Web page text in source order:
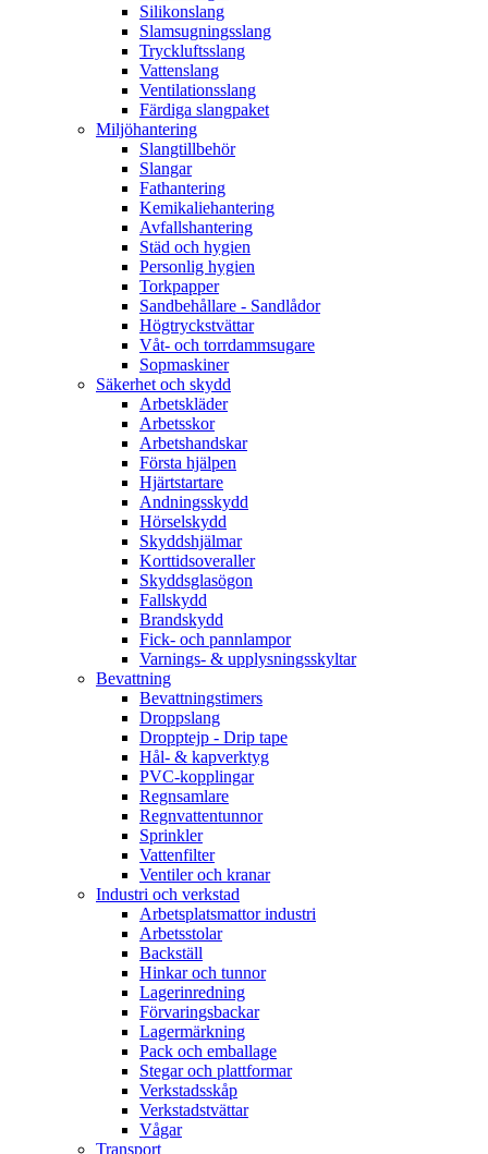
Silikonslang
Slamsugningsslang
Tryckluftsslang
Vattenslang
Ventilationsslang
Färdiga slangpaket
Miljöhantering
Slangtillbehör
Slangar
Fathantering
Kemikaliehantering
Avfallshantering
Städ och hygien
Personlig hygien
Torkpapper
Sandbehållare - Sandlådor
Högtryckstvättar
Våt- och torrdammsugare
Sopmaskiner
Säkerhet och skydd
Arbetskläder
Arbetsskor
Arbetshandskar
Första hjälpen
Hjärtstartare
Andningsskydd
Hörselskydd
Skyddshjälmar
Korttidsoveraller
Skyddsglasögon
Fallskydd
Brandskydd
Fick- och pannlampor
Varnings- & upplysningsskyltar
Bevattning
Bevattningstimers
Droppslang
Dropptejp - Drip tape
Hål- & kapverktyg
PVC-kopplingar
Regnsamlare
Regnvattentunnor
Sprinkler
Vattenfilter
Ventiler och kranar
Industri och verkstad
Arbetsplatsmattor industri
Arbetsstolar
Backställ
Hinkar och tunnor
Lagerinredning
Förvaringsbackar
Lagermärkning
Pack och emballage
Stegar och plattformar
Verkstadsskåp
Verkstadstvättar
Vågar
Transport